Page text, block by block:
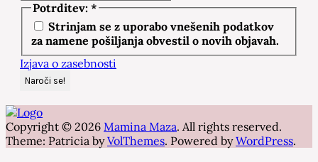
Potrditev: *
Strinjam se z uporabo vnešenih podatkov
za namene pošiljanja obvestil o novih objavah.
Izjava o zasebnosti
Copyright © 2026 Mamina Maza. All rights reserved.
Theme: Patricia byVolThemes. Powered byWordPress.